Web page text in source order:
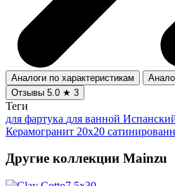
Аналоги по характеристикам
Отзывы 5.0 ★ 3
Теги
для фартука для ванной
Керамогранит 20x20
Другие коллекции Mainzu